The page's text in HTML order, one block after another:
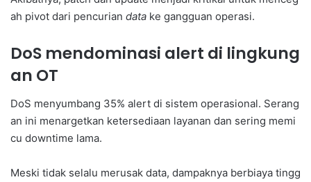
ah pivot dari pencurian data ke gangguan operasi.
DoS mendominasi alert di lingkung
an OT
DoS menyumbang 35% alert di sistem operasional. Serang
an ini menargetkan ketersediaan layanan dan sering memi
cu downtime lama.
Meski tidak selalu merusak data, dampaknya berbiaya tingg